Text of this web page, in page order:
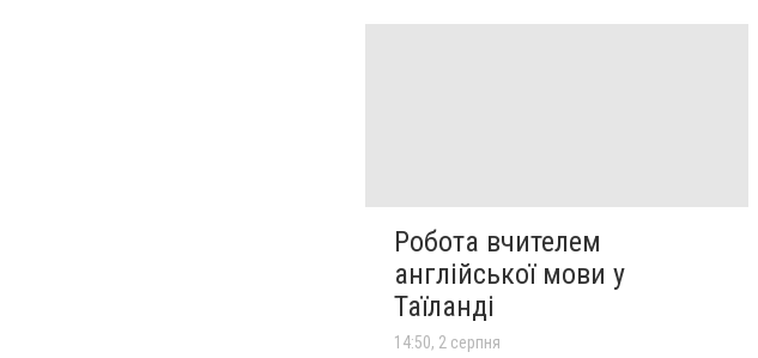
Робота вчителем
англійської мови у
Таїланді
14:50, 2 серпня